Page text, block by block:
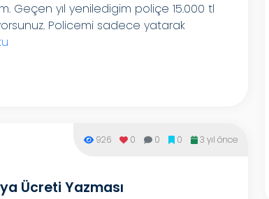
Geçen yıl yeniledigim poliçe 15.000 tl
Policemi sadece yatarak
Ücreti Yazması
926 0 0 0 3 yıl önce